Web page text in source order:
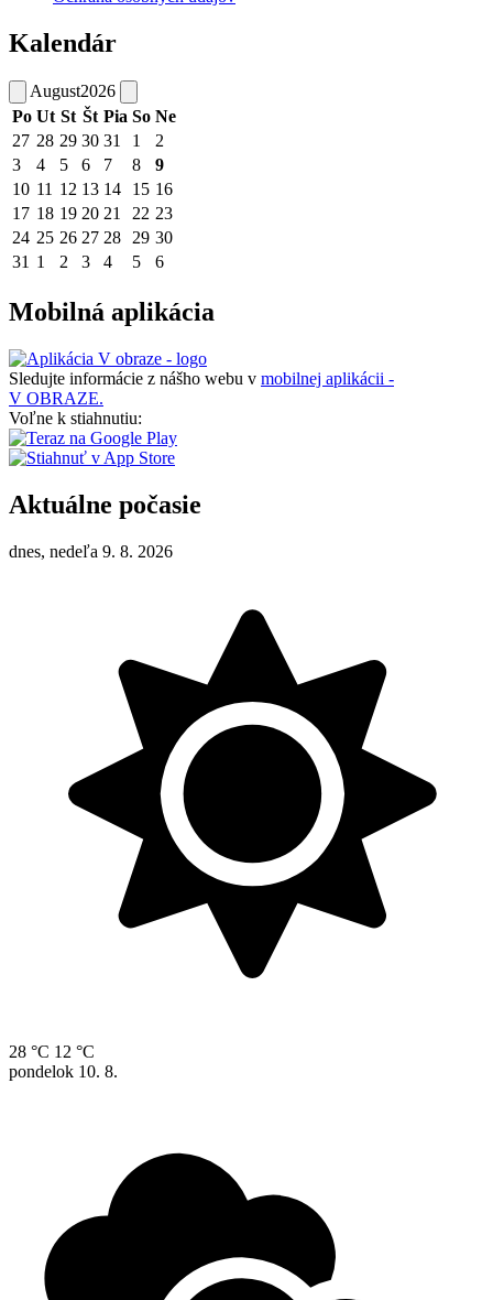
Kalendár
August2026
Po Ut St Št Pia So Ne
27 28 29 30 31 1
2
3
4 5 6 7 8
9
10 11 12 13 14 15 16
17 18 19 20 21 22 23
24 25 26 27 28 29 30
31 1 2 3 4 5 6
Mobilná aplikácia
Sledujte informácie z nášho webu v mobilnej aplikácii -
V OBRAZE.
Voľne k stiahnutiu:
Aktuálne počasie
dnes, nedeľa 9. 8. 2026
28 °C 12 °C
pondelok 10. 8.